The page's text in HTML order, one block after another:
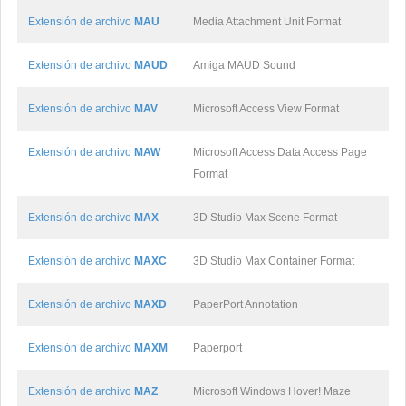
Extensión de archivo MAU Media Attachment Unit Format
Extensión de archivo MAUD Amiga MAUD Sound
Extensión de archivo MAV Microsoft Access View Format
Extensión de archivo MAW
Microsoft Access Data Access Page
Format
Extensión de archivo MAX 3D Studio Max Scene Format
Extensión de archivo MAXC 3D Studio Max Container Format
Extensión de archivo MAXD PaperPort Annotation
Extensión de archivo MAXM Paperport
Extensión de archivo MAZ
Microsoft Windows Hover! Maze